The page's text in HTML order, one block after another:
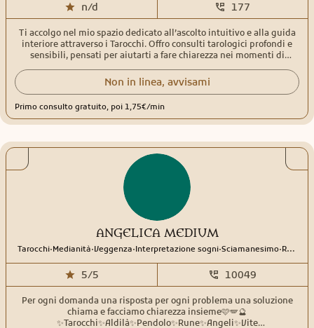
n/d 177
Ti accolgo nel mio spazio dedicato all’ascolto intuitivo e alla guida
interiore attraverso i Tarocchi. Offro consulti tarologici profondi e
sensibili, pensati per aiutarti a fare chiarezza nei momenti di
direzione. Con un approccio empatico e contemporaneo, unisco
simbologia tradizionale e intuizione personale per accompagnarti
- Astrologia e tema natale - Numerologia - Canalizzazioni - Percorsi
spirituali, evolutivi individuali o di coppia - Fiamme Gemelle
Non in linea, avvisami
Primo consulto gratuito, poi 1,75€/min
ANGELICA MEDIUM
Tarocchi.Medianità.Veggenza.Interpretazione sogni.Sciamanesimo.Rune
5/5 10049
Per ogni domanda una risposta per ogni problema una soluzione
chiama e facciamo chiarezza insieme🩷🪽🔮
✨Tarocchi✨Aldilà✨Pendolo✨Rune✨Angeli✨Vite